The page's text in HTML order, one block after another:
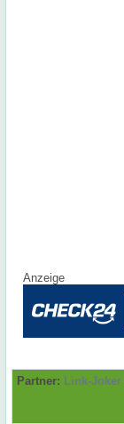
Anzeige
Partner: Link-Joker